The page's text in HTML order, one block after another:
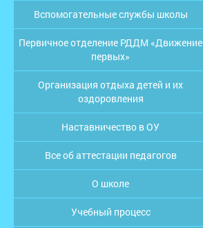
Вспомогательные службы школы
Первичное отделение РДДМ «Движение
первых»
Организация отдыха детей и их
оздоровления
Наставничество в ОУ
Все об аттестации педагогов
О школе
Учебный процесс